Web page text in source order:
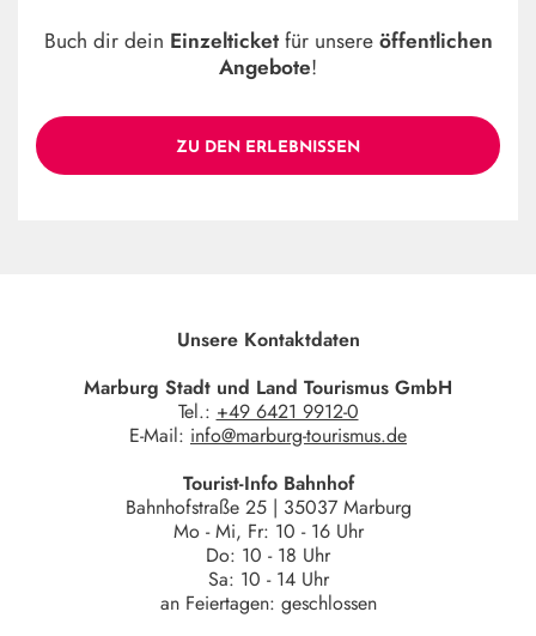
Buch dir dein Einzelticketfür unsereöffentlichen
Angebote!
ZU DEN ERLEBNISSEN
Unsere Kontaktdaten
Marburg Stadt und Land Tourismus GmbH
Tel.: +49 6421 9912-0
E-Mail: info@marburg-tourismus.de
Tourist-Info Bahnhof
Bahnhofstraße 25 | 35037 Marburg
Mo - Mi, Fr: 10 - 16 Uhr
Do: 10 - 18 Uhr
Sa: 10 - 14 Uhr
an Feiertagen: geschlossen